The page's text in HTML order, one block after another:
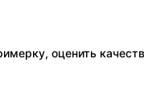
оценить